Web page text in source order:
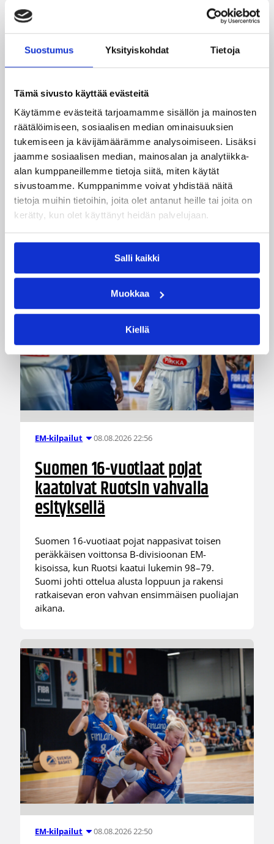
Suostumus Yksityiskohdat Tietoja
Tämä sivusto käyttää evästeitä
Käytämme evästeitä tarjoamamme sisällön ja mainosten
räätälöimiseen, sosiaalisen median ominaisuuksien
tukemiseen ja kävijämäärämme analysoimiseen. Lisäksi
jaamme sosiaalisen median, mainosalan ja analytiikka-
alan kumppaneillemme tietoja siitä, miten käytät
sivustoamme. Kumppanimme voivat yhdistää näitä
tietoja muihin tietoihin, joita olet antanut heille tai joita on
kerätty, kun olet käyttänyt heidän palvelujaan.
Salli kaikki
Muokkaa
Kiellä
Suomea edustavat 3×3-
joukkueet aloittivat Nordic Cup
-urakkansa Kööpenhaminassa
Naisten joukkue nappasi avauspäivänä kaksi
voittoa neljästä ottelustaan, kun taas miesten
joukkue haastoi vastustajiaan tiukoissa
kamppailuissa, mutta jäi tällä kertaa ilman
voittoja.
EM-kilpailut 08.08.2026 22:56
Suomen 16-vuotiaat pojat
kaatoivat Ruotsin vahvalla
esityksellä
Suomen 16-vuotiaat pojat nappasivat toisen
peräkkäisen voittonsa B-divisioonan EM-
kisoissa, kun Ruotsi kaatui lukemin 98–79.
Suomi johti ottelua alusta loppuun ja rakensi
ratkaisevan eron vahvan ensimmäisen puoliajan
aikana.
EM-kilpailut 08.08.2026 22:50